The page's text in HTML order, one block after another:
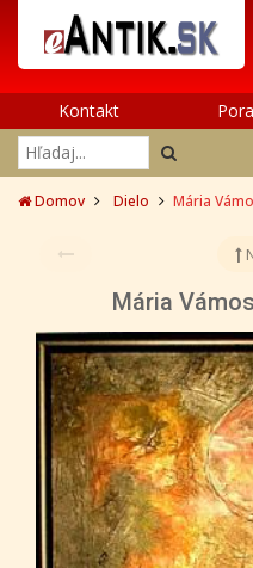
Kontakt
Domov Dielo Mária
Mária